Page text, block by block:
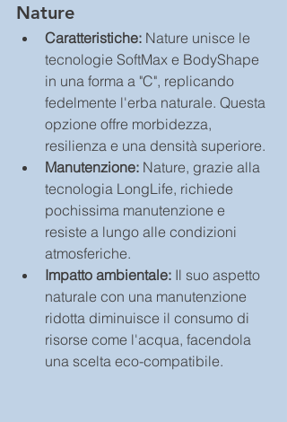
Nature
Caratteristiche: Nature unisce le
tecnologie SoftMax e BodyShape
in una forma a "C", replicando
fedelmente l'erba naturale. Questa
opzione offre morbidezza,
resilienza e una densità superiore.
Manutenzione: Nature, grazie alla
tecnologia LongLife, richiede
pochissima manutenzione e
resiste a lungo alle condizioni
atmosferiche.
Impatto ambientale: Il suo aspetto
naturale con una manutenzione
ridotta diminuisce il consumo di
risorse come l'acqua, facendola
una scelta eco-compatibile.